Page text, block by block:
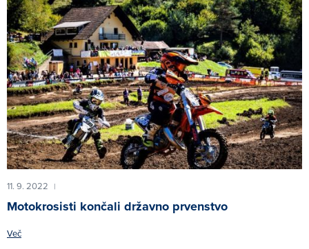
11. 9. 2022 |
Motokrosisti končali državno prvenstvo
Več